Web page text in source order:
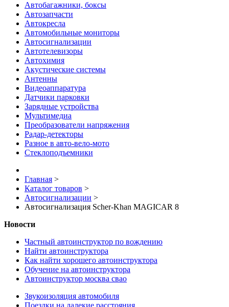
Автобагажники, боксы
Автозапчасти
Автокресла
Автомобильные мониторы
Автосигнализации
Автотелевизоры
Автохимия
Акустические системы
Антенны
Видеоаппаратура
Датчики парковки
Зарядные устройства
Мультимедиа
Преобразователи напряжения
Радар-детекторы
Разное в авто-вело-мото
Стеклоподъемники
Главная >
Каталог товаров >
Автосигнализации >
Автосигнализация Scher-Khan MAGICAR 8
Новости
Частный автоинструктор по вождению
Найти автоинструктора
Как найти хорошего автоинструктора
Обучение на автоинструктора
Автоинструктор москва свао
Звукоизоляция автомобиля
Поездки на далекие расстояния